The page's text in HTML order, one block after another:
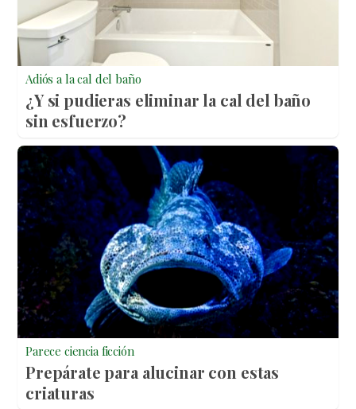
Adiós a la cal del baño
¿Y si pudieras eliminar la cal del baño
sin esfuerzo?
Parece ciencia ficción
Prepárate para alucinar con estas
criaturas